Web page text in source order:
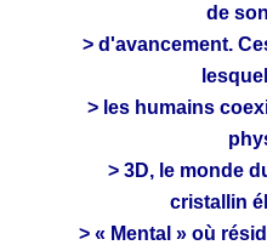
de
> d'avancement.
> les humains
> 3D, le monde
cristallin
> « Mental » où